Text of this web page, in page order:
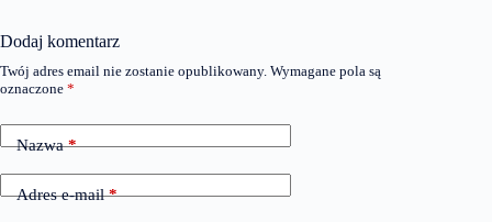
Dodaj komentarz
Twój adres email nie zostanie opublikowany. Wymagane pola są
oznaczone *
Nazwa*
Adres e-mail*